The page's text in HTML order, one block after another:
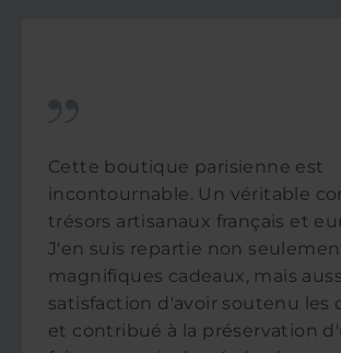
Cette boutique parisienne est
incontournable. Un véritable
trésors artisanaux français et
J'en suis repartie non
magnifiques cadeaux, mais
satisfaction d'avoir soutenu les
et contribué à la préservation